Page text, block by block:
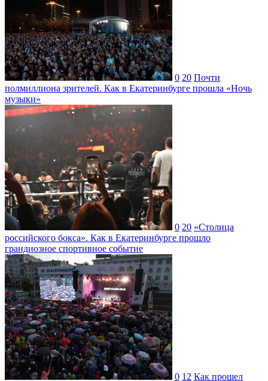
0 20 Почти
полмиллиона зрителей. Как в Екатеринбурге прошла «Ночь
музыки»
0 20 «Столица
российского бокса». Как в Екатеринбурге прошло
грандиозное спортивное событие
0 12 Как прошел